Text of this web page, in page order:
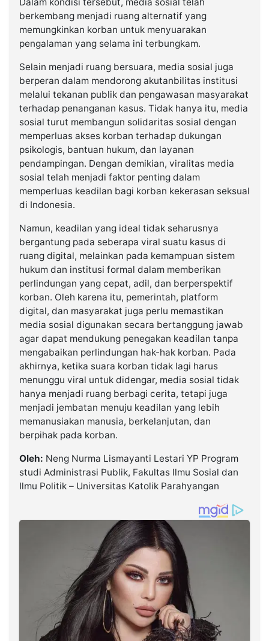
berkembang menjadi ruang alternatif yang
memungkinkan korban untuk menyuarakan
pengalaman yang selama ini terbungkam.
Selain menjadi ruang bersuara, media sosial juga
berperan dalam mendorong akutanbilitas institusi
melalui tekanan publik dan pengawasan masyarakat
terhadap penanganan kasus. Tidak hanya itu, media
sosial turut membangun solidaritas sosial dengan
memperluas akses korban terhadap dukungan
psikologis, bantuan hukum, dan layanan
pendampingan. Dengan demikian, viralitas media
sosial telah menjadi faktor penting dalam
memperluas keadilan bagi korban kekerasan seksual
di Indonesia.
Namun, keadilan yang ideal tidak seharusnya
bergantung pada seberapa viral suatu kasus di
ruang digital, melainkan pada kemampuan sistem
hukum dan institusi formal dalam memberikan
perlindungan yang cepat, adil, dan berperspektif
korban. Oleh karena itu, pemerintah, platform
digital, dan masyarakat juga perlu memastikan
media sosial digunakan secara bertanggung jawab
agar dapat mendukung penegakan keadilan tanpa
mengabaikan perlindungan hak-hak korban. Pada
akhirnya, ketika suara korban tidak lagi harus
menunggu viral untuk didengar, media sosial tidak
hanya menjadi ruang berbagi cerita, tetapi juga
menjadi jembatan menuju keadilan yang lebih
memanusiakan manusia, berkelanjutan, dan
berpihak pada korban.
Oleh: Neng Nurma Lismayanti Lestari YP Program
studi Administrasi Publik, Fakultas Ilmu Sosial dan
Ilmu Politik – Universitas Katolik Parahyangan